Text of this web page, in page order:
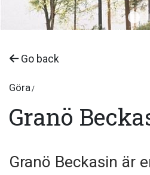
Go back
Göra
Granö
Granö Beckasin är